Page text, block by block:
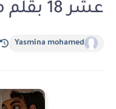
عشر 18 بقلم محمد طه
Yasmina mohamed